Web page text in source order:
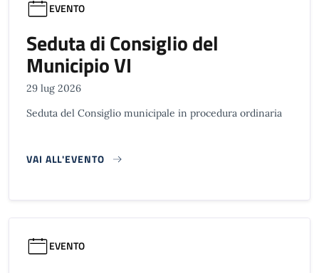
EVENTO
Seduta di Consiglio del
Municipio VI
29 lug 2026
Seduta del Consiglio municipale in procedura ordinaria
VAI ALL'EVENTO
EVENTO